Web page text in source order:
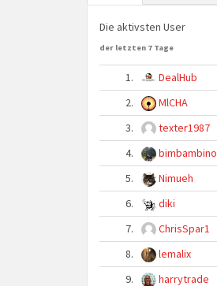
Die aktivsten User
der letzten 7 Tage
1. DealHub
2.
MlCHA
3.
texter1987
4.
bimbambino
5.
Nimueh
6.
diki
7.
ChrisSpar1
8.
lemalix
9.
harrytrade